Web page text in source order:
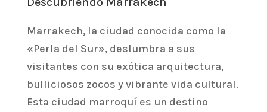
Marrakech, la ciudad conocida como la
«Perla del Sur», deslumbra a sus
visitantes con su exótica arquitectura,
bulliciosos zocos y vibrante vida cultural.
Esta ciudad marroquí es un destino